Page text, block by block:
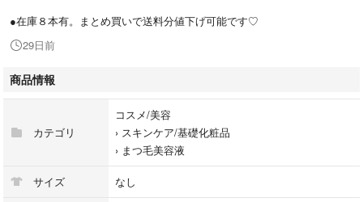
●在庫８本有。まとめ買いで送料分値下げ可能です♡
29日前
商品情報
カテゴリ
コスメ/美容
› スキンケア/基礎化粧品
› まつ毛美容液
サイズ なし